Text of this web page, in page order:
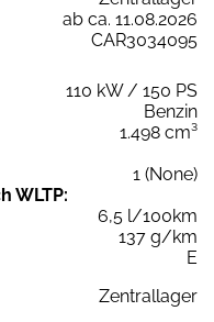
ab ca. 11.08.2026
CAR3034095
110 kW / 150 PS
Benzin
1.498 cm³
1 (None)
WLTP:
6,5 l/100km
137 g/km
E
Zentrallager